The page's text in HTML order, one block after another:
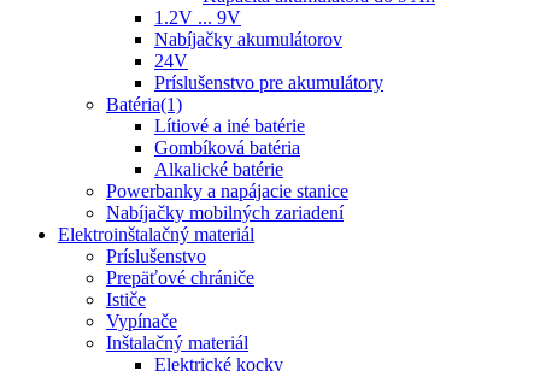
1.2V ... 9V
Nabíjačky akumulátorov
24V
Príslušenstvo pre akumulátory
Batéria(1)
Lítiové a iné batérie
Gombíková batéria
Alkalické batérie
Powerbanky a napájacie stanice
Nabíjačky mobilných zariadení
Elektroinštalačný materiál
Príslušenstvo
Prepäťové chrániče
Ističe
Vypínače
Inštalačný materiál
Elektrické kocky